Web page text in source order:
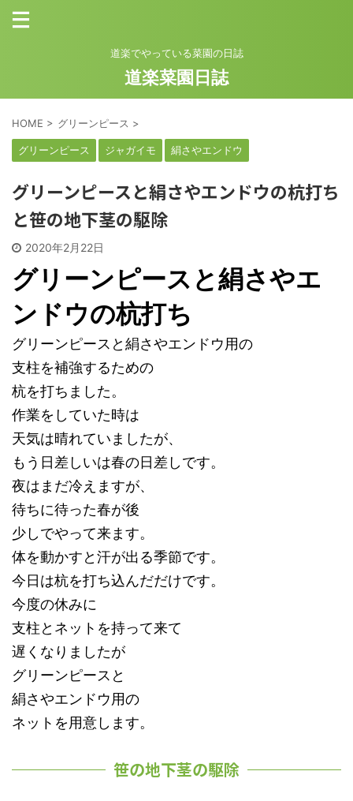
道楽でやっている菜園の日誌
道楽菜園日誌
HOME > グリーンピース >
グリーンピース ジャガイモ 絹さやエンドウ
グリーンピースと絹さやエンドウの杭打ち
と笹の地下茎の駆除
2020年2月22日
グリーンピースと絹さやエ
ンドウの杭打ち
グリーンピースと絹さやエンドウ用の
支柱を補強するための
杭を打ちました。
作業をしていた時は
天気は晴れていましたが、
もう日差しいは春の日差しです。
夜はまだ冷えますが、
待ちに待った春が後
少しでやって来ます。
体を動かすと汗が出る季節です。
今日は杭を打ち込んだだけです。
今度の休みに
支柱とネットを持って来て
遅くなりましたが
グリーンピースと
絹さやエンドウ用の
ネットを用意します。
笹の地下茎の駆除